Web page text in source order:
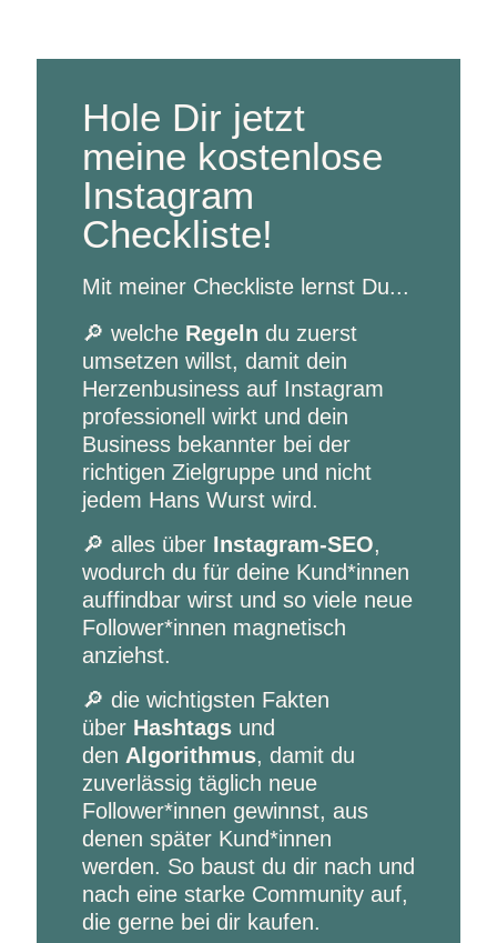
Hole Dir jetzt
meine kostenlose
Instagram
Checkliste!
Mit meiner Checkliste lernst Du...
🔎 welcheRegeln du zuerst
umsetzen willst, damit dein
Herzenbusiness auf Instagram
professionell wirkt und dein
Business bekannter bei der
richtigen Zielgruppe und nicht
jedem Hans Wurst wird.
🔎 alles über Instagram-SEO,
wodurch du für deine Kund*innen
auffindbar wirst und so viele neue
Follower*innen magnetisch
anziehst.
🔎 die wichtigsten Fakten
über Hashtagsund
den Algorithmus, damit du
zuverlässig täglich neue
Follower*innen gewinnst, aus
denen später Kund*innen
werden. So baust du dir nach und
nach eine starke Community auf,
die gerne bei dir kaufen.